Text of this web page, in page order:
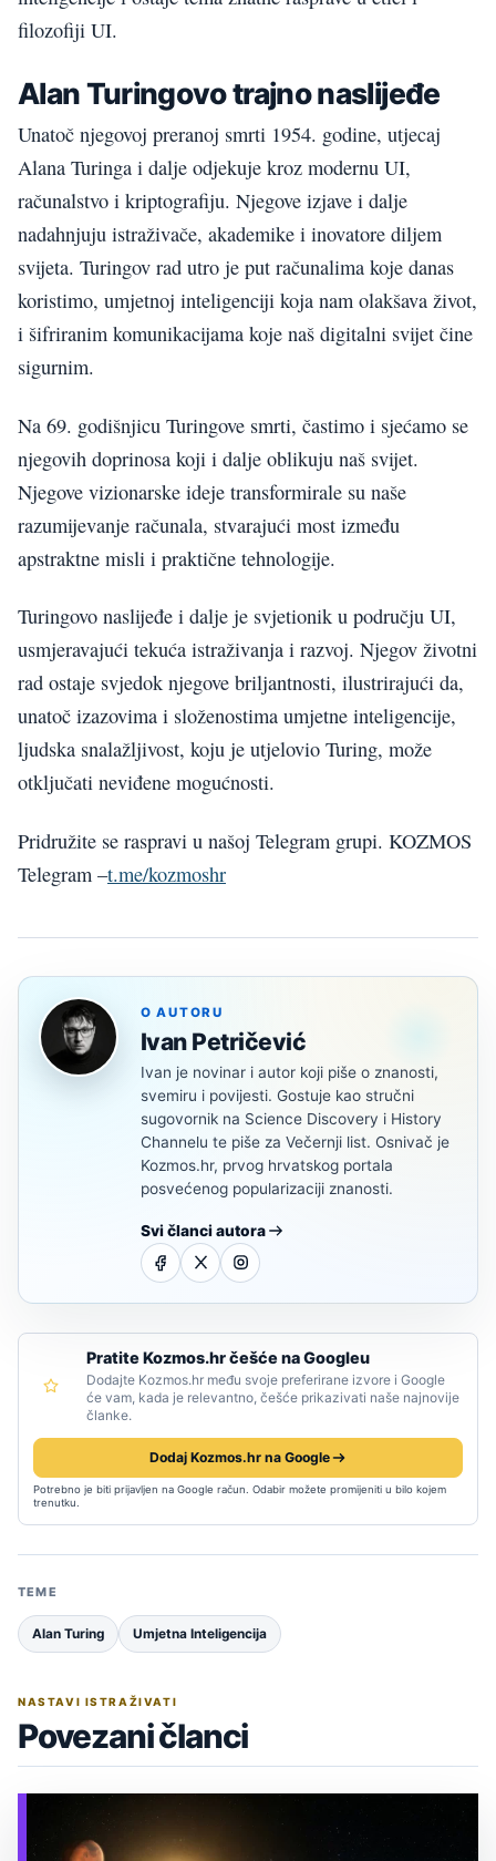
filozofiji UI.
Alan Turingovo trajno naslijeđe
Unatoč njegovoj preranoj smrti 1954. godine, utjecaj
Alana Turinga i dalje odjekuje kroz modernu UI,
računalstvo i kriptografiju. Njegove izjave i dalje
nadahnjuju istraživače, akademike i inovatore diljem
svijeta. Turingov rad utro je put računalima koje danas
koristimo, umjetnoj inteligenciji koja nam olakšava život,
i šifriranim komunikacijama koje naš digitalni svijet čine
sigurnim.
Na 69. godišnjicu Turingove smrti, častimo i sjećamo se
njegovih doprinosa koji i dalje oblikuju naš svijet.
Njegove vizionarske ideje transformirale su naše
razumijevanje računala, stvarajući most između
apstraktne misli i praktične tehnologije.
Turingovo naslijeđe i dalje je svjetionik u području UI,
usmjeravajući tekuća istraživanja i razvoj. Njegov životni
rad ostaje svjedok njegove briljantnosti, ilustrirajući da,
unatoč izazovima i složenostima umjetne inteligencije,
ljudska snalažljivost, koju je utjelovio Turing, može
otključati neviđene mogućnosti.
Pridružite se raspravi u našoj Telegram grupi. KOZMOS
Telegram –t.me/kozmoshr
O AUTORU
Ivan Petričević
Ivan je novinar i autor koji piše o znanosti,
svemiru i povijesti. Gostuje kao stručni
sugovornik na Science Discovery i History
Channelu te piše za Večernji list. Osnivač je
Kozmos.hr, prvog hrvatskog portala
posvećenog popularizaciji znanosti.
Svi članci autora
Pratite Kozmos.hr češće na Googleu
Dodajte Kozmos.hr među svoje preferirane izvore i Google
će vam, kada je relevantno, češće prikazivati naše najnovije
članke.
Dodaj Kozmos.hr na Google
Potrebno je biti prijavljen na Google račun. Odabir možete promijeniti u bilo kojem
trenutku.
TEME
Alan Turing Umjetna Inteligencija
NASTAVI ISTRAŽIVATI
Povezani članci